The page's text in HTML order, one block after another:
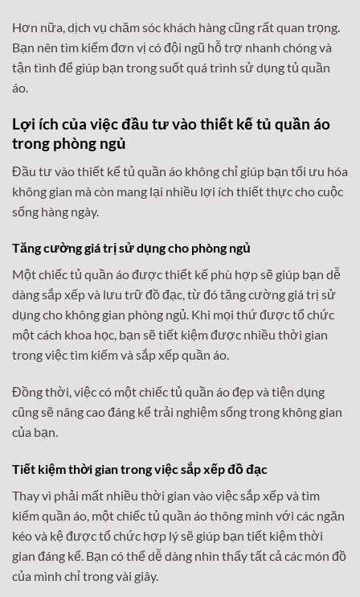
Hơn nữa, dịch vụ chăm sóc khách hàng cũng rất quan trọng.
Bạn nên tìm kiếm đơn vị có đội ngũ hỗ trợ nhanh chóng và
tận tình để giúp bạn trong suốt quá trình sử dụng tủ quần
áo.
Lợi ích của việc đầu tư vàothiết kế tủ quần áo
trong phòng ngủ
Đầu tư vào thiết kế tủ quần áo không chỉ giúp bạn tối ưu hóa
không gian mà còn mang lại nhiều lợi ích thiết thực cho cuộc
sống hàng ngày.
Tăng cường giá trị sử dụng cho phòng ngủ
Một chiếc tủ quần áo được thiết kế phù hợp sẽ giúp bạn dễ
dàng sắp xếp và lưu trữ đồ đạc, từ đó tăng cường giá trị sử
dụng cho không gian phòng ngủ. Khi mọi thứ được tổ chức
một cách khoa học, bạn sẽ tiết kiệm được nhiều thời gian
trong việc tìm kiếm và sắp xếp quần áo.
Đồng thời, việc có một chiếc tủ quần áo đẹp và tiện dụng
cũng sẽ nâng cao đáng kể trải nghiệm sống trong không gian
của bạn.
Tiết kiệm thời gian trong việc sắp xếp đồ đạc
Thay vì phải mất nhiều thời gian vào việc sắp xếp và tìm
kiếm quần áo, một chiếc tủ quần áo thông minh với các ngăn
kéo và kệ được tổ chức hợp lý sẽ giúp bạn tiết kiệm thời
gian đáng kể. Bạn có thể dễ dàng nhìn thấy tất cả các món đồ
của mình chỉ trong vài giây.